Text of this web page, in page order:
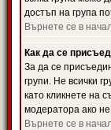
достъп на група
Върнете се в
Как да се
За да се
групи. Не всички
като кликнете на
модератора ако
Върнете се в